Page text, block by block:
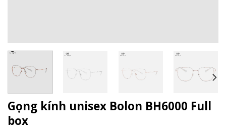
Gọng kính unisex Bolon BH6000 Full
box